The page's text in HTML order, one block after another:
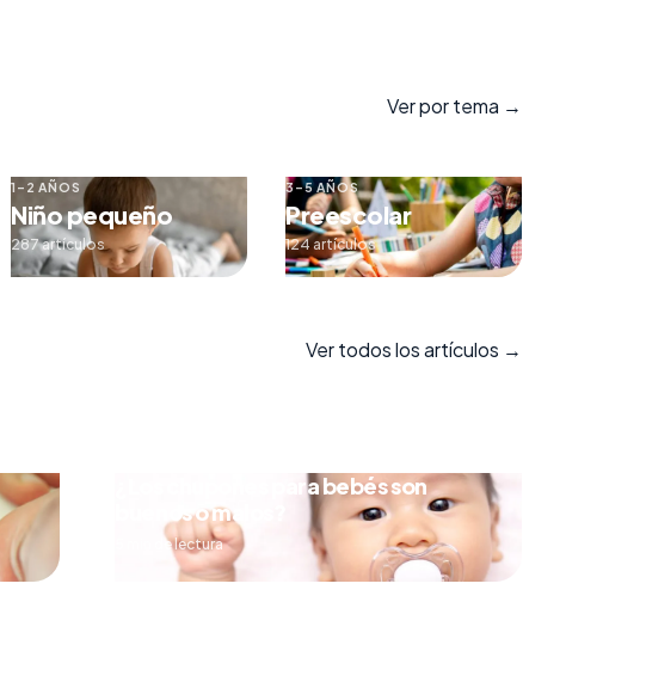
Ver por tema →
1–2 AÑOS
Niño pequeño
287 artículos
3–5 AÑOS
Preescolar
124 artículos
Ver todos los artículos →
¿Los chupones para bebés son
buenos o malos?
5 min de lectura